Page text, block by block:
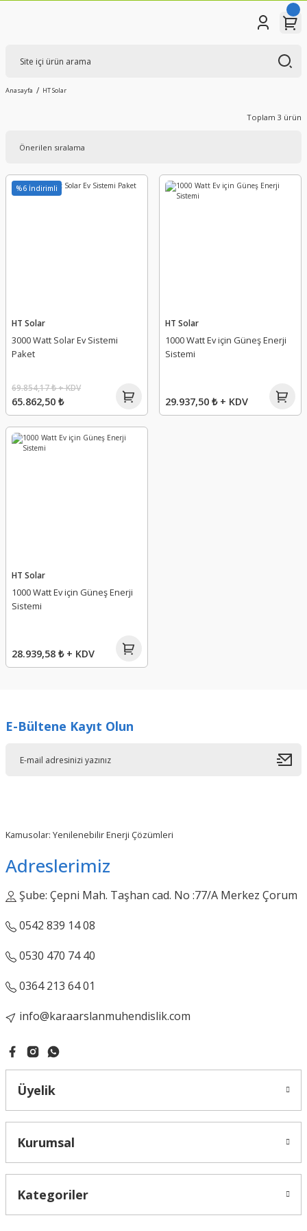
Anasayfa HT Solar
Toplam 3 ürün
%6 İndirimli
HT Solar
3000 Watt Solar Ev Sistemi
Paket
65.862,50 ₺
69.854,17 ₺ + KDV
HT Solar
1000 Watt Ev için Güneş Enerji
Sistemi
29.937,50 ₺ + KDV
HT Solar
1000 Watt Ev için Güneş Enerji
Sistemi
28.939,58 ₺ + KDV
E-Bültene Kayıt Olun
Kamusolar: Yenilenebilir Enerji Çözümleri
Adreslerimiz
Şube: Çepni Mah. Taşhan cad. No :77/A Merkez Çorum
0542 839 14 08
0530 470 74 40
0364 213 64 01
info@karaarslanmuhendislik.com
Üyelik
Kurumsal
Kategoriler